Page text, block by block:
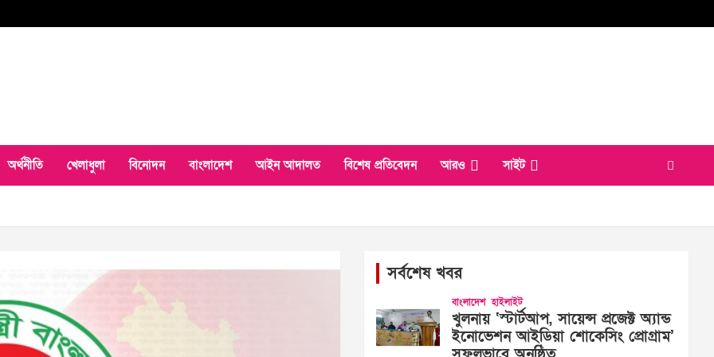
অর্থনীতি খেলাধুলা বিনোদন বাংলাদেশ আইন আদালত বিশেষ প্রতিবেদন আরও সাইট
সর্বশেষ খবর
বাংলাদেশ হাইলাইট
খুলনায় ‘স্টার্টআপ, সায়েন্স প্রজেক্ট অ্যান্ড
ইনোভেশন আইডিয়া শোকেসিং প্রোগ্রাম’